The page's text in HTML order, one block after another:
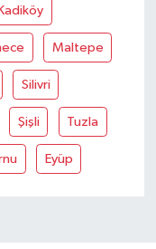
Maltepe
Silivri
Şişli Tuzla
Eyüp